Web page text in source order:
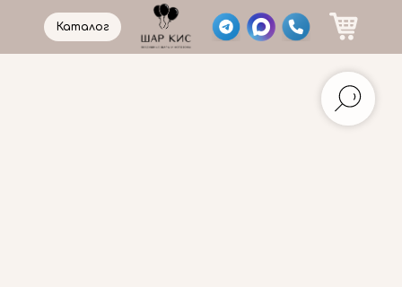
Каталог